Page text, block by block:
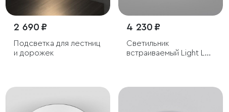
2 690 ₽
Подсветка для лестниц
и дорожек
4 230 ₽
Светильник
встраиваемый Light LED